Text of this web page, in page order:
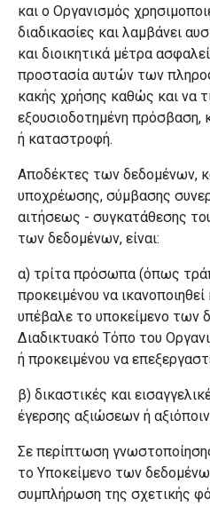
και ο Οργανισμός
διαδικασίες και λαμβάνει
και διοικητικά μέτρα
προστασία αυτών των
κακής χρήσης καθώς και να
εξουσιοδοτημένη πρόσβαση,
ή καταστροφή.
Αποδέκτες των δεδομένων,
υποχρέωσης, σύμβασης
αιτήσεως - συγκατάθεσης
των δεδομένων, είναι:
α) τρίτα πρόσωπα (όπως
προκειμένου να
υπέβαλε το υποκείμενο των
Διαδικτυακό Τόπο του
ή προκειμένου να
β) δικαστικές και
έγερσης αξιώσεων ή
Σε περίπτωση
το Υποκείμενο των
συμπλήρωση της σχετικής